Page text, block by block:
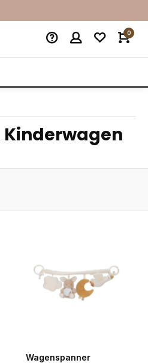
0
Kinderwagen
Wagenspanner